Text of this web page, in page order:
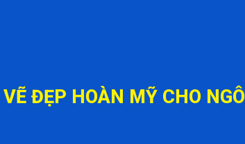
VẼ ĐẸP HOÀN MỸ CHO